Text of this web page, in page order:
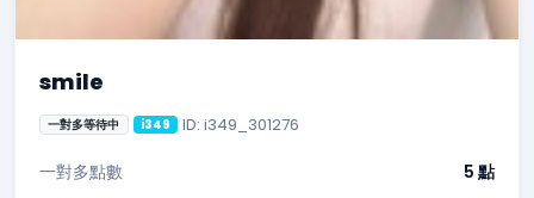
smile
一對多等待中 i349 ID: i349_301276
一對多點數
5 點